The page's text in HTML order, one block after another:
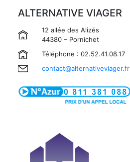
ALTERNATIVE VIAGER
12 allée des Alizés
44380 – Pornichet
Téléphone : 02.52.41.08.17
contact@alternativeviager.fr